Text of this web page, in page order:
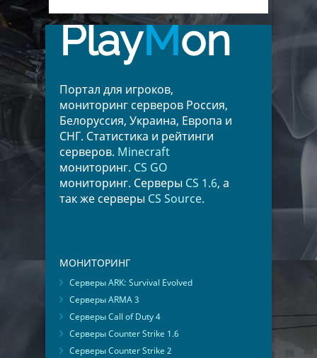
PlayMon
Портал для игроков,
мониторинг серверов Россия,
Белоруссия, Украина, Европа и
СНГ. Статистика и рейтинги
серверов. Minecraft
мониторинг. CS GO
мониторинг. Серверы CS 1.6, а
так же серверы CS Source.
МОНИТОРИНГ
Серверы ARK: Survival Evolved
Серверы ARMA 3
Серверы Call of Duty 4
Серверы Counter Strike 1.6
Серверы Counter Strike 2